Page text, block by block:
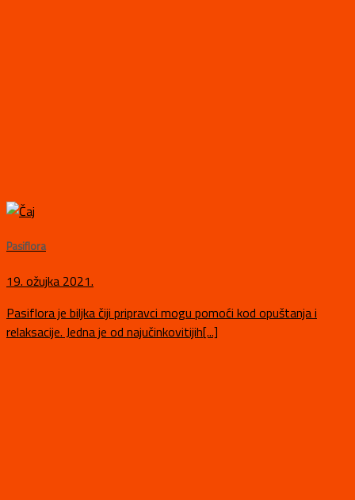
Pasiflora
19. ožujka 2021.
Pasiflora je biljka čiji pripravci mogu pomoći kod opuštanja i
relaksacije. Jedna je od najučinkovitijih[...]